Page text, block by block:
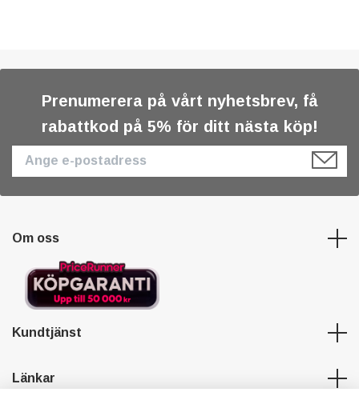
Prenumerera på vårt nyhetsbrev, få
rabattkod på 5% för ditt nästa köp!
Om oss
Kundtjänst
Länkar